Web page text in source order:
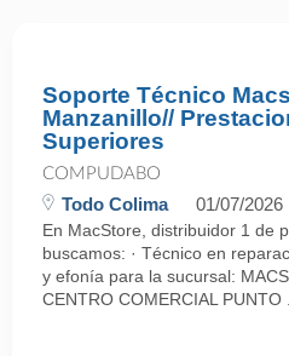
Soporte Técnico
Manzanillo//
Superiores
COMPUDABO
Todo Colima 01/07/2026
En MacStore, distribuidor 1 de
buscamos: · Técnico en
y efonía para la sucursal:
CENTRO COMERCIAL PUNTO